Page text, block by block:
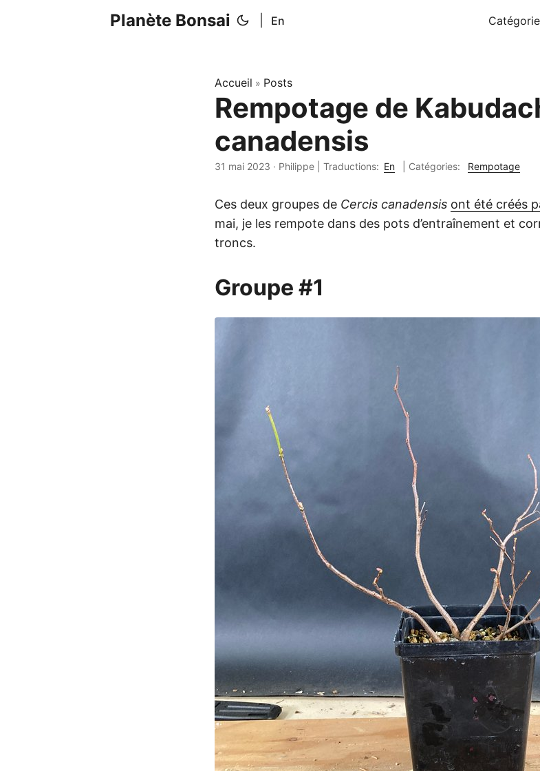
Planète Bonsai En
Accueil » Posts
Rempotage de
canadensis
31 mai 2023 · Philippe Traductions: En | Catégories: Rempotage
Ces deux groupes de Cercis canadensis ont été créés
mai, je les rempote dans des pots d’entraînement et
troncs.
Groupe #1